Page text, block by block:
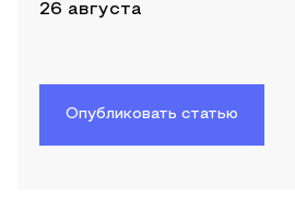
26 августа
Опубликовать статью